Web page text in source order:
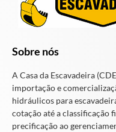
Sobre nós
A Casa da Escavadeira
importação e
hidráulicos para
cotação até a classificação
precificação ao